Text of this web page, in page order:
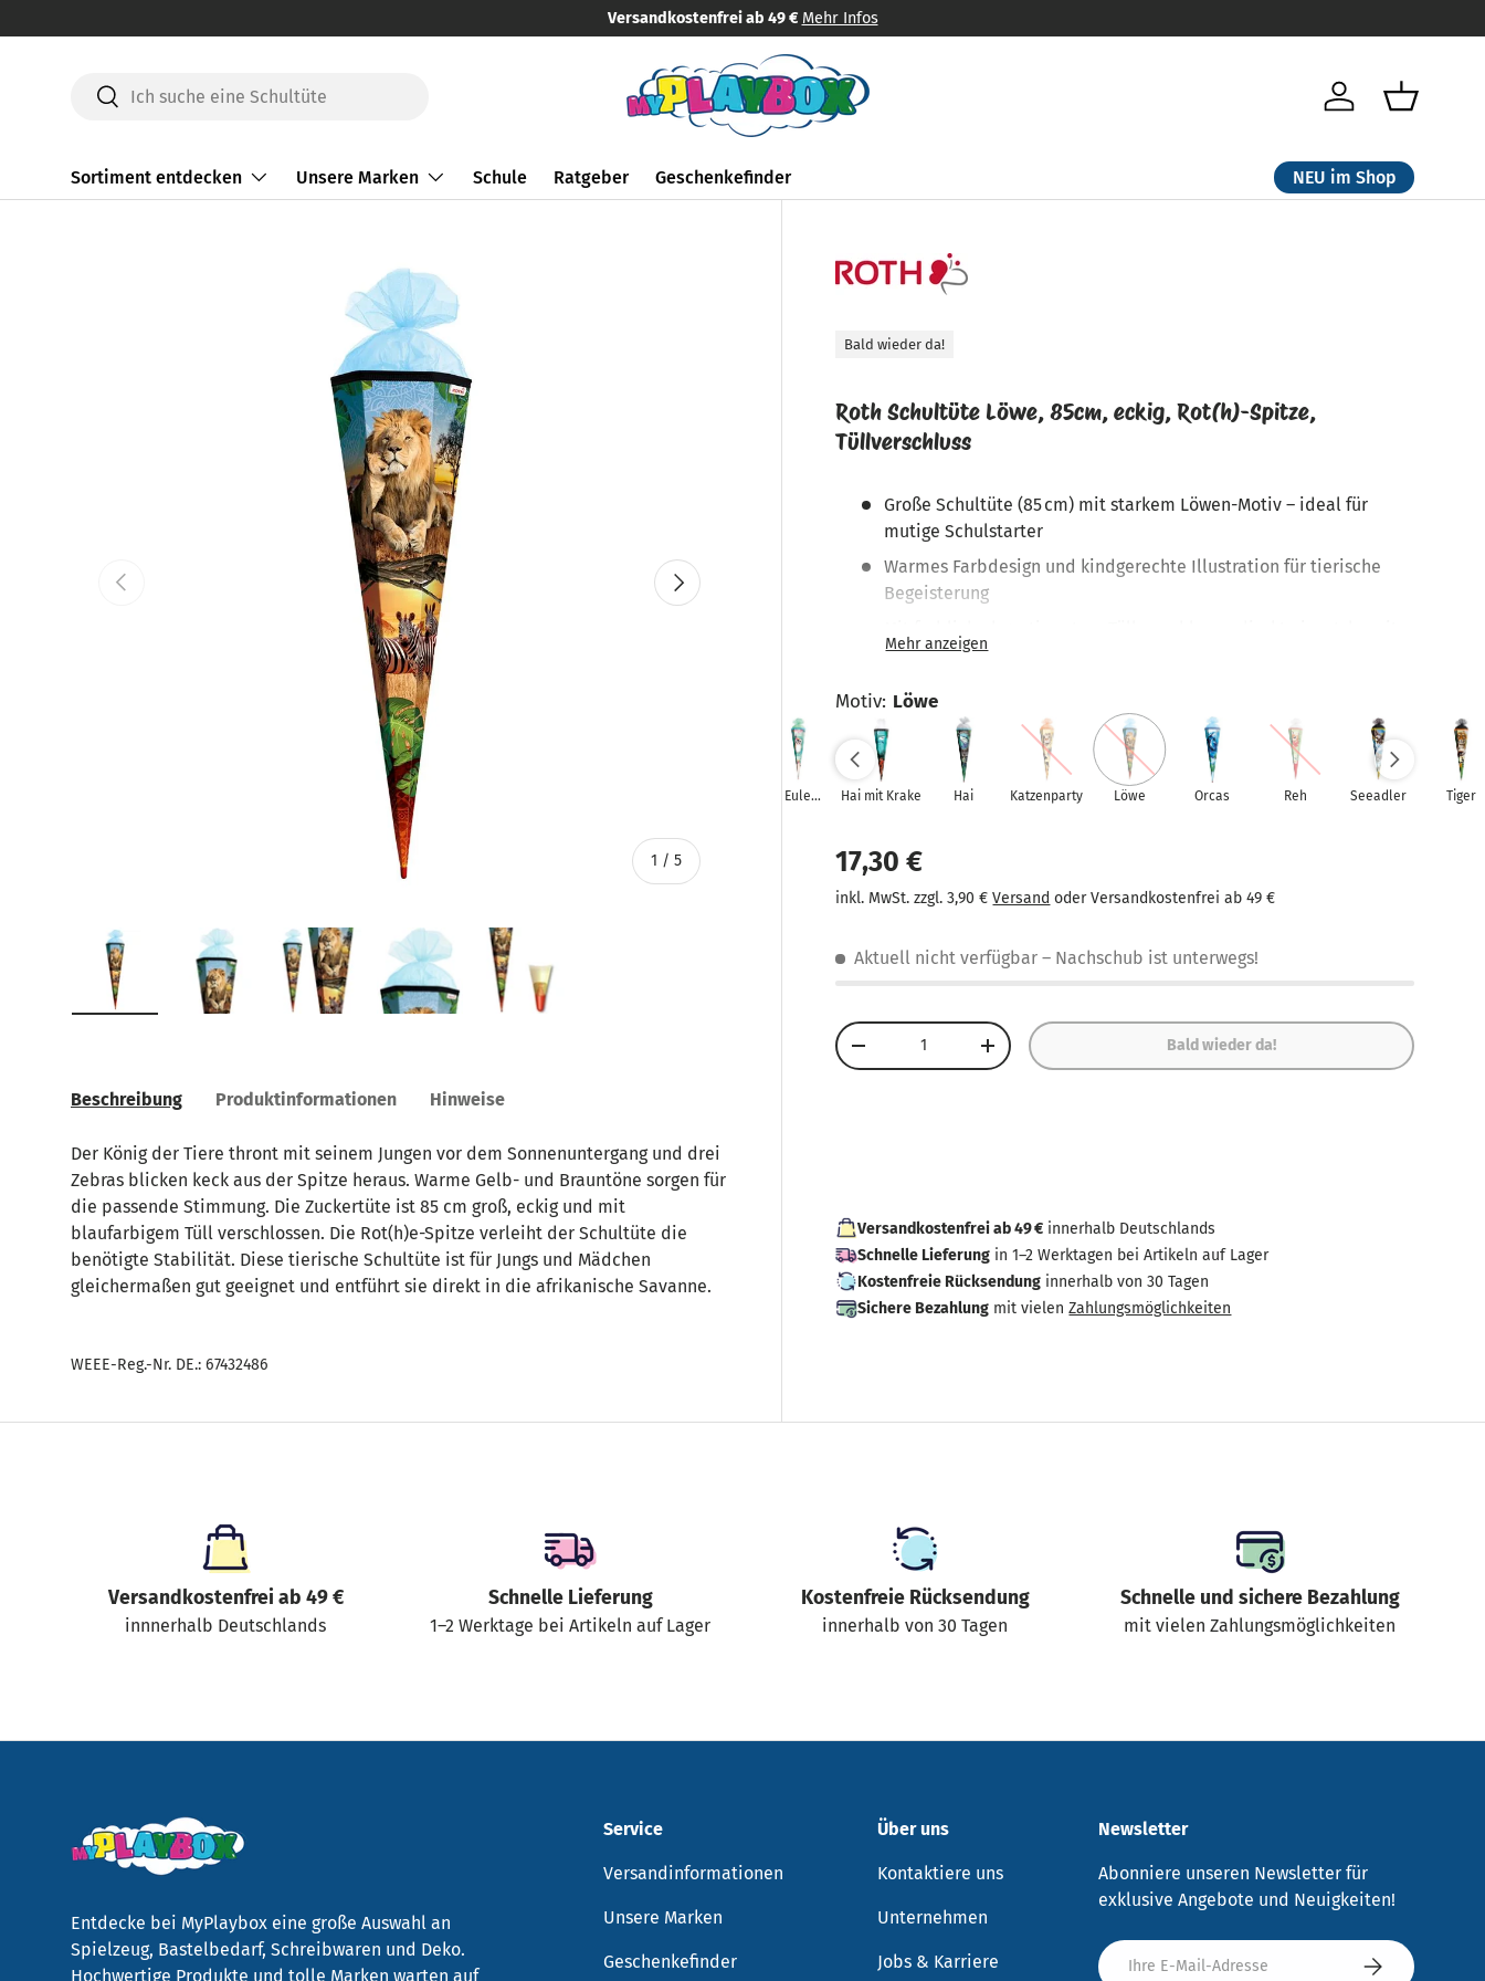
Direkt zum Inhalt
Schnelle Lieferungin 1 - 3 Tagen
SuchenSuchen
Einloggen
Sortiment entdecken Unsere Marken Schule Ratgeber Geschenkefinder NEU im Shop
Vorherige
1 /von
5
Nächste
Bald wieder da!
Roth Schultüte Löwe, 85cm, eckig, Rot(h)-Spitze,
Tüllverschluss
Große Schultüte (85 cm) mit starkem Löwen-Motiv – ideal für
mutige Schulstarter
Warmes Farbdesign und kindgerechte Illustration für tierische
Begeisterung
Einschulung
Hochwertige Verarbeitung aus Deutschland – langlebig & stabil
Perfekt für kleine Tierfreunde und Dschungel-Fans
Motiv: Löwe
Eule
Hai mit Krake Hai Katzenparty Löwe Orcas Reh Seeadler Tiger
17,30 €
inkl. MwSt. zzgl. 3,90 €Versand oder Versandkostenfrei ab 49 €
Aktuell nicht verfügbar – Nachschub ist unterwegs!
Anzahl
-
+ Bald wieder da!
Versandkostenfrei ab 49 € innerhalb Deutschlands
Schnelle Lieferung in 1–2 Werktagen bei Artikeln auf Lager
Kostenfreie Rücksendung innerhalb von 30 Tagen
Sichere Bezahlung mit vielenZahlungsmöglichkeiten
Beschreibung Produktinformationen Hinweise
Der König der Tiere thront mit seinem Jungen vor dem Sonnenuntergang und drei
Zebras blicken keck aus der Spitze heraus. Warme Gelb- und Brauntöne sorgen für
die passende Stimmung. Die Zuckertüte ist 85 cm groß, eckig und mit
blaufarbigem Tüll verschlossen. Die Rot(h)e-Spitze verleiht der Schultüte die
benötigte Stabilität. Diese tierische Schultüte ist für Jungs und Mädchen
gleichermaßen gut geeignet und entführt sie direkt in die afrikanische Savanne.
WEEE-Reg.-Nr. DE.: 67432486
Versandkostenfrei ab 49 €
innnerhalb Deutschlands
Schnelle Lieferung
1–2 Werktage bei Artikeln auf Lager
Kostenfreie Rücksendung
innerhalb von 30 Tagen
Schnelle und sichere Bezahlung
mit vielen Zahlungsmöglichkeiten
Entdecke bei MyPlaybox eine große Auswahl an
Spielzeug, Bastelbedarf, Schreibwaren und Deko.
Hochwertige Produkte und tolle Marken warten auf
Service
Versandinformationen
Unsere Marken
Geschenkefinder
Über uns
Kontaktiere uns
Unternehmen
Jobs & Karriere
Newsletter
Abonniere unseren Newsletter für
exklusive Angebote und Neuigkeiten!
E-Mail Abonnieren